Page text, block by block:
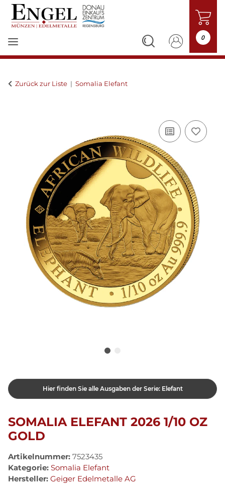
0
Zurück zur Liste Somalia Elefant
Hier finden Sie alle Ausgaben der Serie: Elefant
SOMALIA ELEFANT 2026 1/10 OZ
GOLD
Artikelnummer: 7523435
Kategorie: Somalia Elefant
Hersteller: Geiger Edelmetalle AG